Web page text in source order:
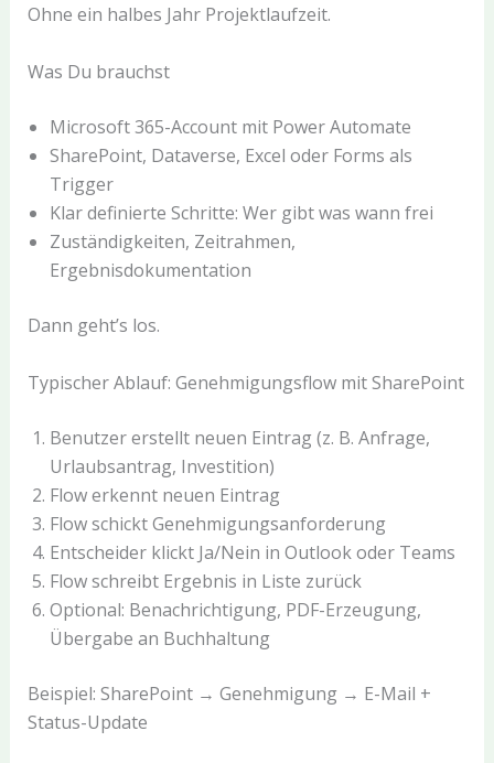
Ohne ein halbes Jahr Projektlaufzeit.
Was Du brauchst
Microsoft 365-Account mit Power Automate
SharePoint, Dataverse, Excel oder Forms als
Trigger
Klar definierte Schritte: Wer gibt was wann frei
Zuständigkeiten, Zeitrahmen,
Ergebnisdokumentation
Dann geht’s los.
Typischer Ablauf: Genehmigungsflow mit SharePoint
Benutzer erstellt neuen Eintrag (z. B. Anfrage,
Urlaubsantrag, Investition)
Flow erkennt neuen Eintrag
Flow schickt Genehmigungsanforderung
Entscheider klickt Ja/Nein in Outlook oder Teams
Flow schreibt Ergebnis in Liste zurück
Optional: Benachrichtigung, PDF-Erzeugung,
Übergabe an Buchhaltung
Beispiel: SharePoint → Genehmigung → E-Mail +
Status-Update